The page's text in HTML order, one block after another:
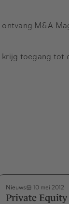
M&A
toegang tot
Nieuws 10 mei 2012
Private Equity